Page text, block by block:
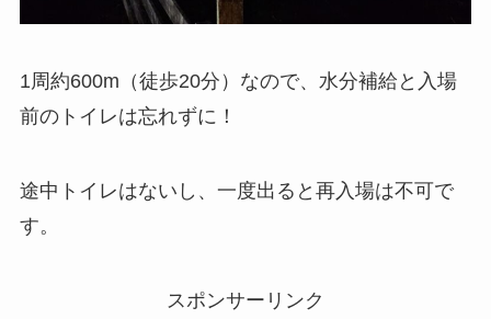
1周約600m（徒歩20分）なので、水分補給と入場
前のトイレは忘れずに！
途中トイレはないし、一度出ると再入場は不可で
す。
スポンサーリンク